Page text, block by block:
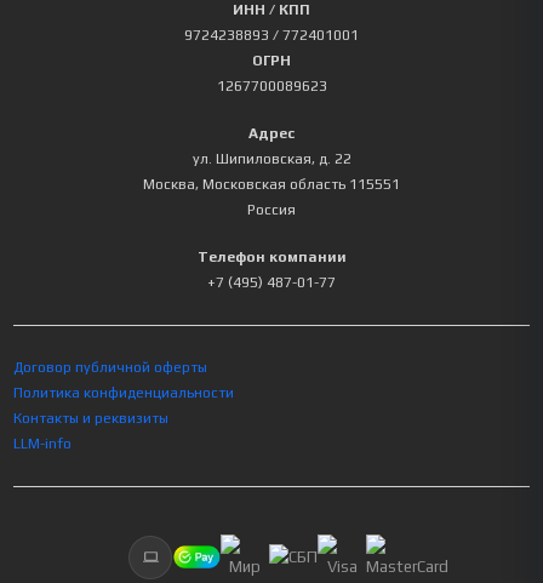
ИНН / КПП
9724238893 / 772401001
ОГРН
1267700089623
Адрес
ул. Шипиловская, д. 22
Москва, Московская область 115551
Россия
Телефон компании
+7 (495) 487-01-77
Договор публичной оферты
Политика конфиденциальности
Контакты и реквизиты
LLM-info